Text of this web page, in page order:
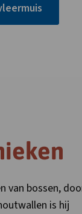
opent
van bossen,
is hij